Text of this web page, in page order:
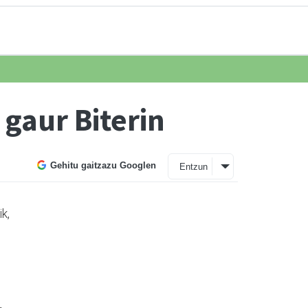
Biterin
Gehitu gaitzazu Googlen Entzun